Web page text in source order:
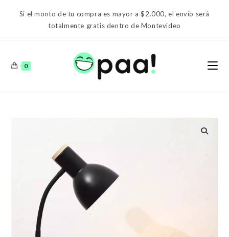
Si el monto de tu compra es mayor a $2.000, el envío será
totalmente gratis dentro de Montevideo
0